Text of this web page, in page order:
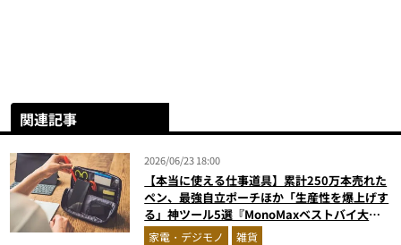
関連記事
2026/06/23 18:00
【本当に使える仕事道具】累計250万本売れた
ペン、最強自立ポーチほか「生産性を爆上げす
る」神ツール5選『MonoMaxベストバイ大
賞』
家電・デジモノ 雑貨